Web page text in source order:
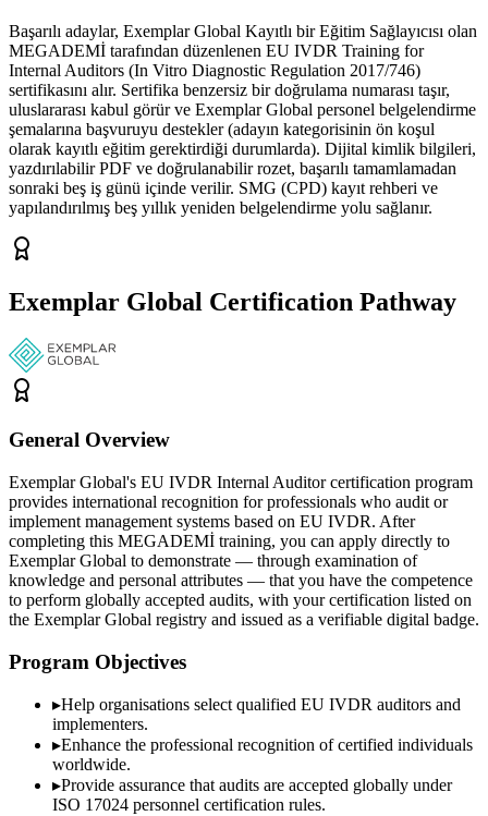
Başarılı adaylar, Exemplar Global Kayıtlı bir Eğitim Sağlayıcısı olan
MEGADEMİ tarafından düzenlenen EU IVDR Training for
Internal Auditors (In Vitro Diagnostic Regulation 2017/746)
sertifikasını alır. Sertifika benzersiz bir doğrulama numarası taşır,
uluslararası kabul görür ve Exemplar Global personel belgelendirme
şemalarına başvuruyu destekler (adayın kategorisinin ön koşul
olarak kayıtlı eğitim gerektirdiği durumlarda). Dijital kimlik bilgileri,
yazdırılabilir PDF ve doğrulanabilir rozet, başarılı tamamlamadan
sonraki beş iş günü içinde verilir. SMG (CPD) kayıt rehberi ve
yapılandırılmış beş yıllık yeniden belgelendirme yolu sağlanır.
Exemplar Global Certification Pathway
General Overview
Exemplar Global's EU IVDR Internal Auditor certification program
provides international recognition for professionals who audit or
implement management systems based on EU IVDR. After
completing this MEGADEMİ training, you can apply directly to
Exemplar Global to demonstrate — through examination of
knowledge and personal attributes — that you have the competence
to perform globally accepted audits, with your certification listed on
the Exemplar Global registry and issued as a verifiable digital badge.
Program Objectives
▸Help organisations select qualified EU IVDR auditors and
implementers.
▸Enhance the professional recognition of certified individuals
worldwide.
▸Provide assurance that audits are accepted globally under
ISO 17024 personnel certification rules.